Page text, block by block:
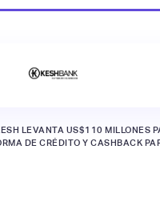
LEVANTA US$110 MILLONES
DE CRÉDITO Y CASHBACK